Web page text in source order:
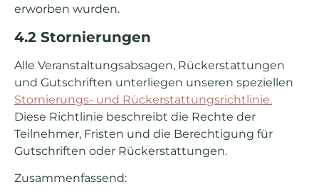
erworben wurden.
4.2 Stornierungen
Alle Veranstaltungsabsagen, Rückerstattungen
und Gutschriften unterliegen unseren speziellen
Stornierungs- und Rückerstattungsrichtlinie.
Diese Richtlinie beschreibt die Rechte der
Teilnehmer, Fristen und die Berechtigung für
Gutschriften oder Rückerstattungen.
Zusammenfassend: